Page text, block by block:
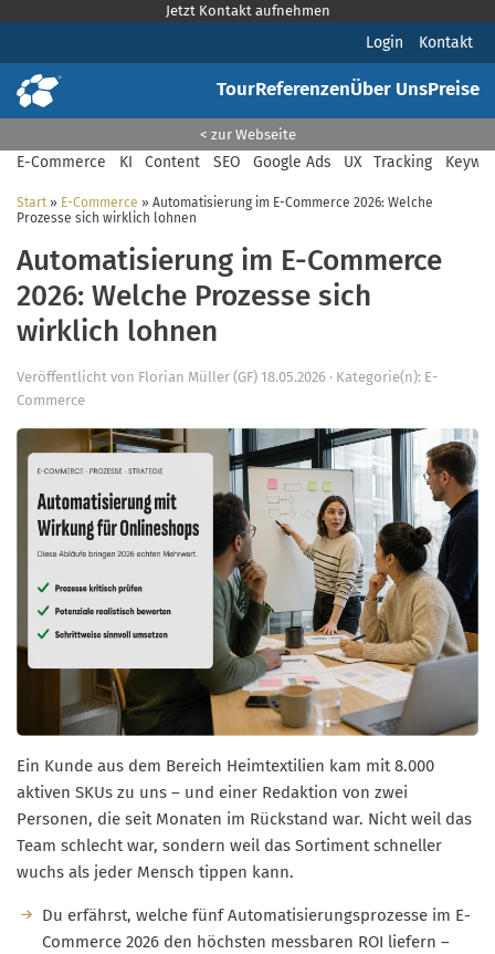
Jetzt Kontakt aufnehmen
Login Kontakt
TourReferenzenÜber UnsPreise
< zur Webseite
E-Commerce KI Content SEO Google Ads UX Tracking
Start » E-Commerce » Automatisierung im E-Commerce 2026: Welche
Prozesse sich wirklich lohnen
Automatisierung im E-Commerce
2026: Welche Prozesse sich
wirklich lohnen
Veröffentlicht von Florian Müller (GF) 18.05.2026 · Kategorie(n): E-
Commerce
Ein Kunde aus dem Bereich Heimtextilien kam mit 8.000
aktiven SKUs zu uns – und einer Redaktion von zwei
Personen, die seit Monaten im Rückstand war. Nicht weil das
Team schlecht war, sondern weil das Sortiment schneller
wuchs als jeder Mensch tippen kann.
Du erfährst, welche fünf Automatisierungsprozesse im E-
Commerce 2026 den höchsten messbaren ROI liefern –